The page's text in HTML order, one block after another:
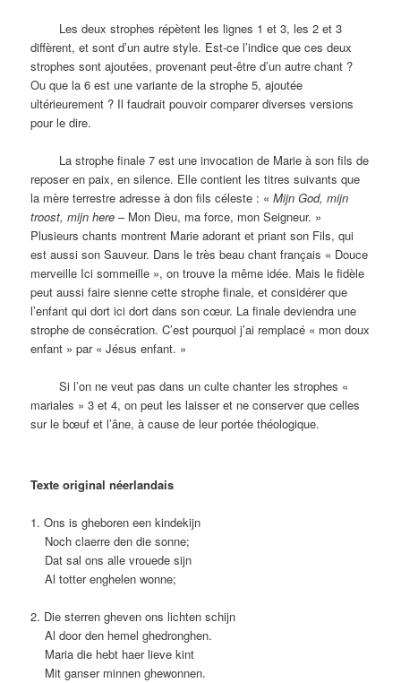
Les deux strophes répètent les lignes 1 et 3, les 2 et 3
diffèrent, et sont d’un autre style. Est-ce l’indice que ces deux
strophes sont ajoutées, provenant peut-être d’un autre chant ?
Ou que la 6 est une variante de la strophe 5, ajoutée
ultérieurement ? Il faudrait pouvoir comparer diverses versions
pour le dire.
La strophe finale 7 est une invocation de Marie à son fils de
reposer en paix, en silence. Elle contient les titres suivants que
la mère terrestre adresse à don fils céleste : «Mijn God, mijn
troost, mijn here – Mon Dieu, ma force, mon Seigneur. »
Plusieurs chants montrent Marie adorant et priant son Fils, qui
est aussi son Sauveur. Dans le très beau chant français « Douce
merveille Ici sommeille », on trouve la même idée. Mais le fidèle
peut aussi faire sienne cette strophe finale, et considérer que
l’enfant qui dort ici dort dans son cœur. La finale deviendra une
strophe de consécration. C’est pourquoi j’ai remplacé « mon doux
enfant » par « Jésus enfant. »
Si l’on ne veut pas dans un culte chanter les strophes «
mariales » 3 et 4, on peut les laisser et ne conserver que celles
sur le bœuf et l’âne, à cause de leur portée théologique.
Texte original néerlandais
1. Ons is gheboren een kindekijn
Noch claerre den die sonne;
Dat sal ons alle vrouede sijn
Al totter enghelen wonne;
2. Die sterren gheven ons lichten schijn
Al door den hemel ghedronghen.
Maria die hebt haer lieve kint
Mit ganser minnen ghewonnen.